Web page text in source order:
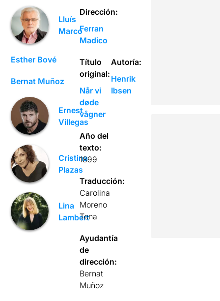
Lluís
Marco
Esther Bové
Bernat Muñoz
Ernest
Villegas
Cristina
Plazas
Lina
Lambert
Dirección:
Ferran
Madico
Título
original:
Når vi
døde
vågner
Autoría:
Henrik
Ibsen
Año del
texto:
1899
Traducción:
Carolina
Moreno
Tena
Ayudantía
de
dirección:
Bernat
Muñoz